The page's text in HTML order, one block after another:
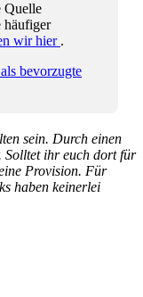
Quelle
häufiger
wir hier .
bevorzugte
sein. Durch einen
Solltet ihr euch dort für
Provision. Für
haben keinerlei